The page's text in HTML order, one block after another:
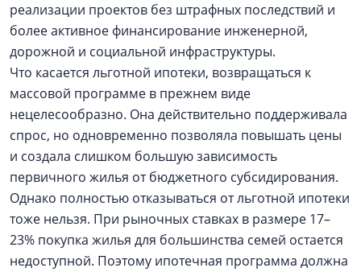
реализации проектов без штрафных последствий и
более активное финансирование инженерной,
дорожной и социальной инфраструктуры.
Что касается льготной ипотеки, возвращаться к
массовой программе в прежнем виде
нецелесообразно. Она действительно поддерживала
спрос, но одновременно позволяла повышать цены
и создала слишком большую зависимость
первичного жилья от бюджетного субсидирования.
Однако полностью отказываться от льготной ипотеки
тоже нельзя. При рыночных ставках в размере 17–
23% покупка жилья для большинства семей остается
недоступной. Поэтому ипотечная программа должна